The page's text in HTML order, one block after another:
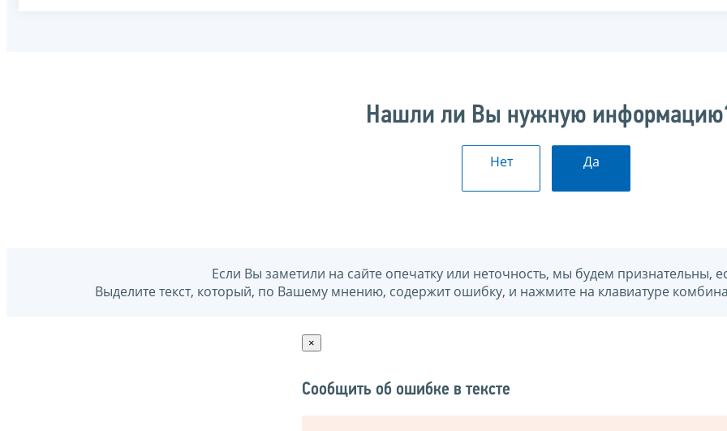
Нашли ли Вы нужную
Нет Да
Если Вы заметили на сайте опечатку или неточность, мы будем признательны,
Выделите текст, который, по Вашему мнению, содержит ошибку, и нажмите на клавиатуре
×
Сообщить об ошибке в тексте